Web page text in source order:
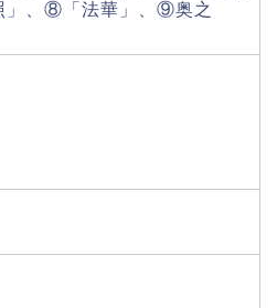
」、⑧「法華」、⑨奥之